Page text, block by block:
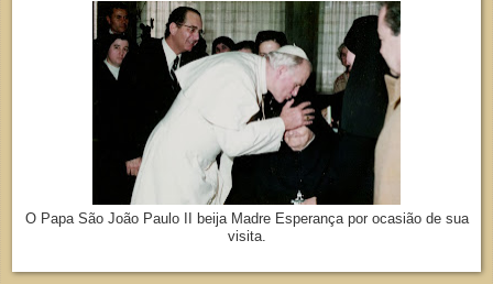
O Papa São João Paulo II beija Madre Esperança por ocasião de sua
visita.